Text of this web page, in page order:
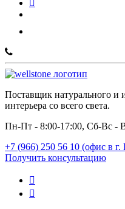
Поставщик натурального и
интерьера со всего света.
Пн-Пт - 8:00-17:00, Сб-Вс -
+7 (966) 250 56 10 (офис в г.
Получить консультацию